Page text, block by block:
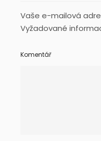
Vaše e-mailová
Vyžadované
Komentář